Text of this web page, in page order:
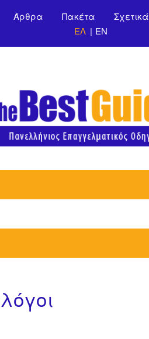
κυρίως περιεχόμενο
Άρθρα Πακέτα Σχετικά
ΕΛ
EN